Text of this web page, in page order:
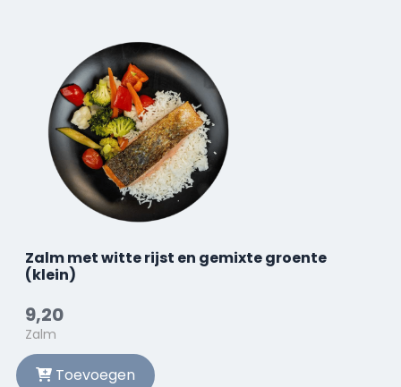
Zalm met witte rijst en gemixte groente
(klein)
9,20
Zalm
Toevoegen